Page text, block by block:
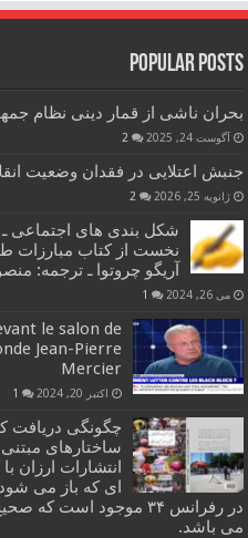
Popular Posts
بحران ناشی از قمار دینی نظام
آگوست 24, 2025 2
جنبش اعتلایی در فقدان وضعیت
ژانویه 25, 2026 2
شکل بندی های اجتماعی
آریگو چروتوا ـ ترجمه:
می 26, 2024 1
le salon de
Jean-Pierre
Mercier
اکتبر 20, 2024 1
چگونگی دریافت
ساختارهای
انتشارات ارزان
می باشد.